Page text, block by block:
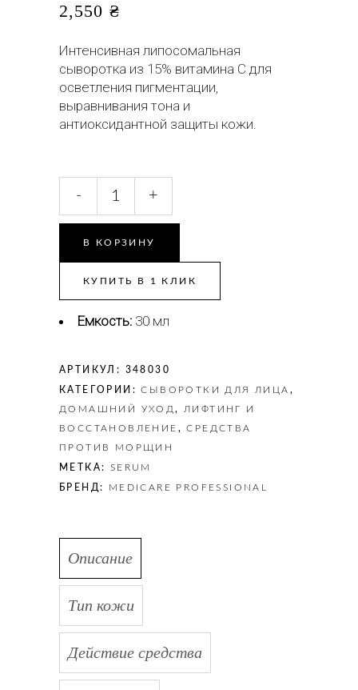
2,550 ₴
Интенсивная липосомальная
сыворотка из 15% витамина C для
осветления пигментации,
выравнивания тона и
антиоксидантной защиты кожи.
Professional
Осветляющая
сыворотка
для
лица
с
витамином
для
сияния
и
ровного
тона
кожи,
30
- +
В КОРЗИНУ
КУПИТЬ В 1 КЛИК
Емкость: 30 мл
АРТИКУЛ: 348030
КАТЕГОРИИ:CЫВОРОТКИ ДЛЯ ЛИЦА ,
ДОМАШНИЙ УХОД, ЛИФТИНГ И
ВОССТАНОВЛЕНИЕ ,СРЕДСТВА
ПРОТИВ МОРЩИН
МЕТКА: SERUM
БРЕНД: MEDICARE PROFESSIONAL
Описание
Тип кожи
Действие средства